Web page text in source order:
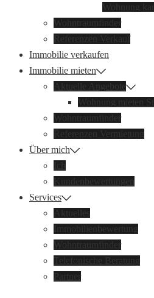
Wohnung
Wohntraumfinder
Referenzen Verkauf
Immobilie verkaufen
Immobilie mieten
Aktuelle Angebote
Wohnung mieten
Wohntraumfinder
Referenzen Vermietung
Über mich
Ich
Kundenbewertungen
Services
Aktuelles
Immobilien­bewertung
Wohntraumfinder
Telefonische Beratung
Partner